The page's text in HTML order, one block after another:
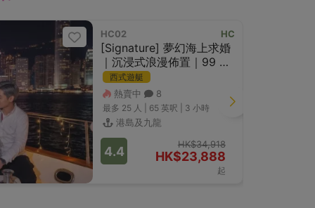
HC02 HC
[Signature] 夢幻海上求婚
｜沉浸式浪漫佈置｜99 朵
紅玫瑰｜香檳祝酒
西式遊艇
熱賣中 8
最多 25 人 | 65 英呎 3 小時
港島及九龍
4.4 HK$34,918
HK$23,888
起